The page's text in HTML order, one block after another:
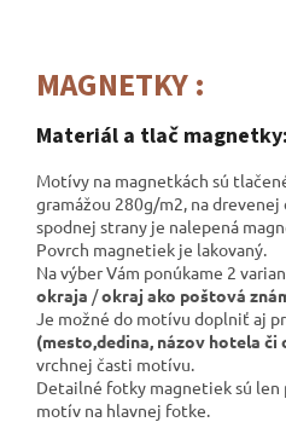
MAGNETKY :
Materiál a tlač magnetky:
Motívy na magnetkách sú
gramážou 280g/m2, na
spodnej strany je nalepená
Povrch magnetiek je lakovaný.
Na výber Vám ponúkame 2
okraja /okraj ako poštová
Je možné do motívu doplniť aj
(mesto,dedina, názov hotela či
vrchnej časti motívu.
Detailné fotky magnetiek sú len
motív na hlavnej fotke.